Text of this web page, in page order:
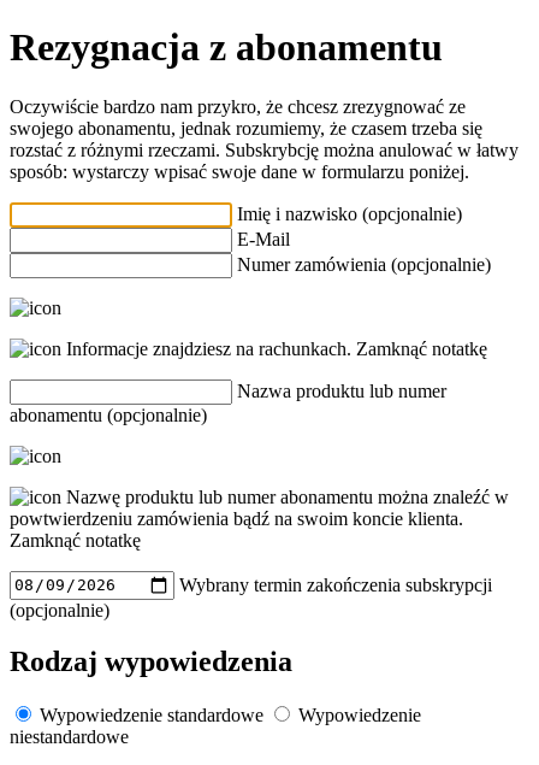
Rezygnacja z abonamentu
Oczywiście bardzo nam przykro, że chcesz zrezygnować ze
swojego abonamentu, jednak rozumiemy, że czasem trzeba się
rozstać z różnymi rzeczami. Subskrybcję można anulować w łatwy
sposób: wystarczy wpisać swoje dane w formularzu poniżej.
Imię i nazwisko (opcjonalnie)
E-Mail
Numer zamówienia (opcjonalnie)
Informacje znajdziesz na rachunkach. Zamknąć notatkę
Nazwa produktu lub numer
abonamentu (opcjonalnie)
Nazwę produktu lub numer abonamentu można znaleźć w
powtwierdzeniu zamówienia bądź na swoim koncie klienta.
Zamknąć notatkę
Wybrany termin zakończenia subskrypcji
(opcjonalnie)
Rodzaj wypowiedzenia
Wypowiedzenie standardowe
Wypowiedzenie
niestandardowe